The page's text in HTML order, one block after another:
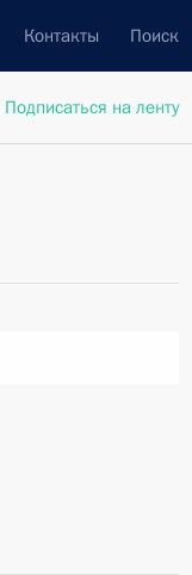
Контакты Поиск
Подписаться на ленту